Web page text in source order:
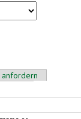
anfordern